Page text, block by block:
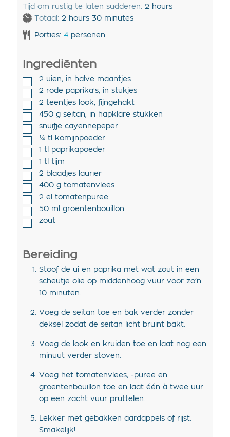
Tijd om rustig te laten sudderen: 2 hours
Totaal: 2 hours 30 minutes
Porties: 4 personen
Ingrediënten
2 uien, in halve maantjes
2 rode paprika's, in stukjes
2 teentjes look, fijngehakt
450 g seitan, in hapklare stukken
snuifje cayennepeper
¼ tl
komijnpoeder
1 tl
paprikapoeder
1 tl tijm
2 blaadjes
laurier
400 g tomatenvlees
2 el
tomatenpuree
50 ml
groentenbouillon
zout
Bereiding
Stoof de ui en paprika met wat zout in een
scheutje olie op middenhoog vuur voor zo’n
10 minuten.
Voeg de seitan toe en bak verder zonder
deksel zodat de seitan licht bruint bakt.
Voeg de look en kruiden toe en laat nog een
minuut verder stoven.
Voeg het tomatenvlees, -puree en
groentenbouillon toe en laat één à twee uur
op een zacht vuur pruttelen.
Lekker met gebakken aardappels of rijst.
Smakelijk!